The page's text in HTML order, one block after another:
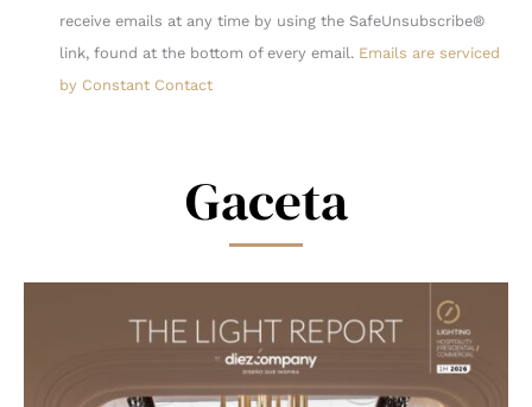
Use.
Please
leave
receive emails at any time by using the SafeUnsubscribe®
link, found at the bottom of every email. Emails are serviced
by Constant Contact
Gaceta